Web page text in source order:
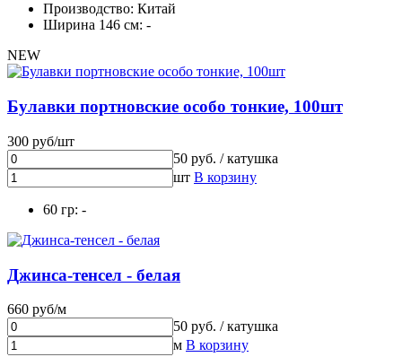
Производство: Китай
Ширина 146 см: -
NEW
Булавки портновские особо тонкие, 100шт
300 руб/шт
50 руб. / катушка
шт В корзину
60 гр: -
Джинса-тенсел - белая
660 руб/м
50 руб. / катушка
м В корзину